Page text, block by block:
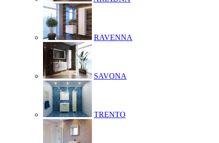
RAVENNA
SAVONA
TRENTO